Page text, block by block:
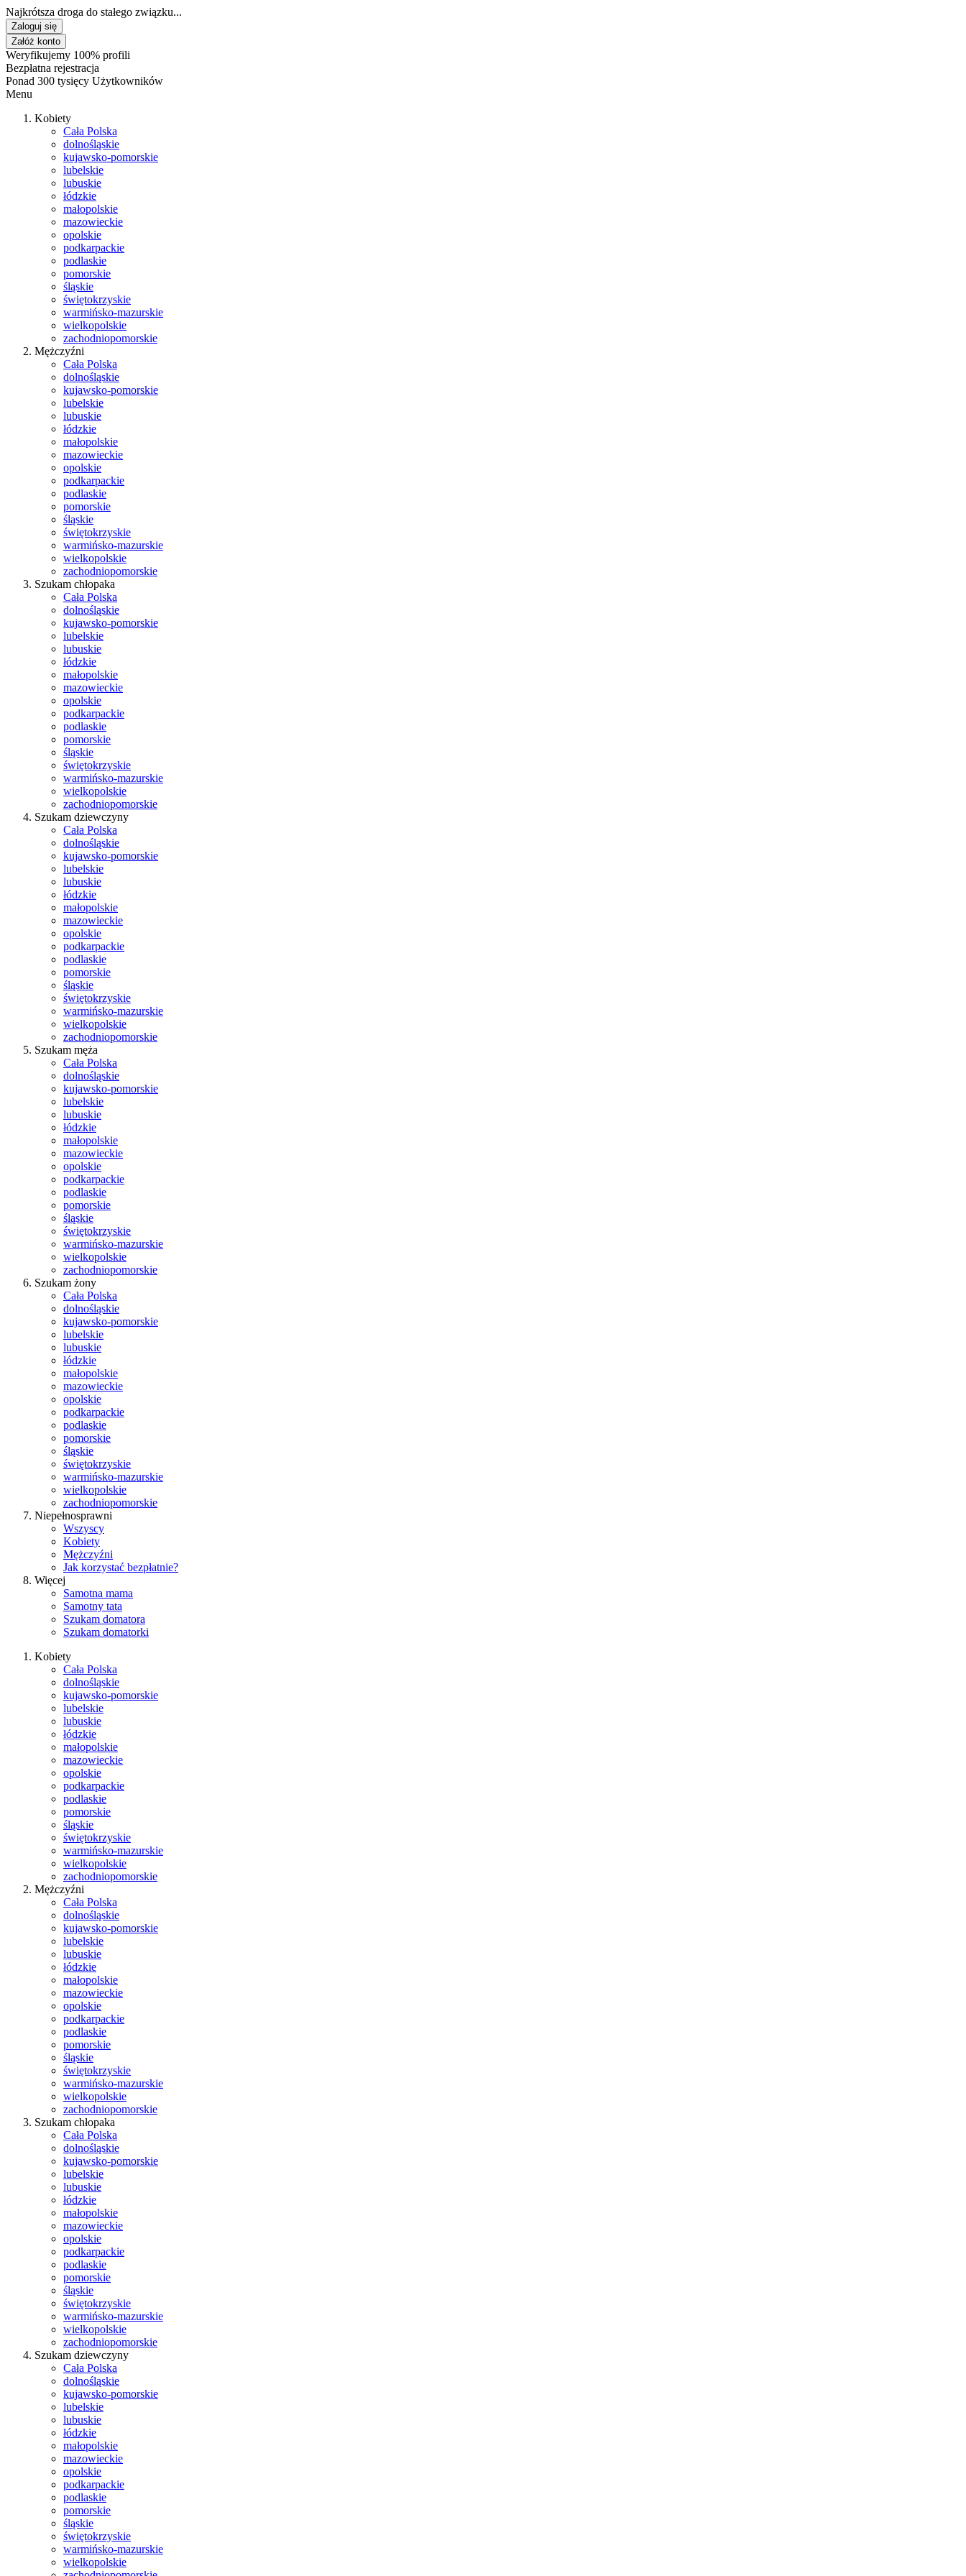
Najkrótsza droga do stałego związku...
Zaloguj się
Załóż konto
Weryfikujemy 100% profili
Bezpłatna rejestracja
Ponad 300 tysięcy Użytkowników
Menu
Kobiety
Cała Polska
dolnośląskie
kujawsko-pomorskie
lubelskie
lubuskie
łódzkie
małopolskie
mazowieckie
opolskie
podkarpackie
podlaskie
pomorskie
śląskie
świętokrzyskie
warmińsko-mazurskie
wielkopolskie
zachodniopomorskie
Mężczyźni
Cała Polska
dolnośląskie
kujawsko-pomorskie
lubelskie
lubuskie
łódzkie
małopolskie
mazowieckie
opolskie
podkarpackie
podlaskie
pomorskie
śląskie
świętokrzyskie
warmińsko-mazurskie
wielkopolskie
zachodniopomorskie
Szukam chłopaka
Cała Polska
dolnośląskie
kujawsko-pomorskie
lubelskie
lubuskie
łódzkie
małopolskie
mazowieckie
opolskie
podkarpackie
podlaskie
pomorskie
śląskie
świętokrzyskie
warmińsko-mazurskie
wielkopolskie
zachodniopomorskie
Szukam dziewczyny
Cała Polska
dolnośląskie
kujawsko-pomorskie
lubelskie
lubuskie
łódzkie
małopolskie
mazowieckie
opolskie
podkarpackie
podlaskie
pomorskie
śląskie
świętokrzyskie
warmińsko-mazurskie
wielkopolskie
zachodniopomorskie
Szukam męża
Cała Polska
dolnośląskie
kujawsko-pomorskie
lubelskie
lubuskie
łódzkie
małopolskie
mazowieckie
opolskie
podkarpackie
podlaskie
pomorskie
śląskie
świętokrzyskie
warmińsko-mazurskie
wielkopolskie
zachodniopomorskie
Szukam żony
Cała Polska
dolnośląskie
kujawsko-pomorskie
lubelskie
lubuskie
łódzkie
małopolskie
mazowieckie
opolskie
podkarpackie
podlaskie
pomorskie
śląskie
świętokrzyskie
warmińsko-mazurskie
wielkopolskie
zachodniopomorskie
Niepełnosprawni
Wszyscy
Kobiety
Mężczyźni
Jak korzystać bezpłatnie?
Więcej
Samotna mama
Samotny tata
Szukam domatora
Szukam domatorki
Kobiety
Cała Polska
dolnośląskie
kujawsko-pomorskie
lubelskie
lubuskie
łódzkie
małopolskie
mazowieckie
opolskie
podkarpackie
podlaskie
pomorskie
śląskie
świętokrzyskie
warmińsko-mazurskie
wielkopolskie
zachodniopomorskie
Mężczyźni
Cała Polska
dolnośląskie
kujawsko-pomorskie
lubelskie
lubuskie
łódzkie
małopolskie
mazowieckie
opolskie
podkarpackie
podlaskie
pomorskie
śląskie
świętokrzyskie
warmińsko-mazurskie
wielkopolskie
zachodniopomorskie
Szukam chłopaka
Cała Polska
dolnośląskie
kujawsko-pomorskie
lubelskie
lubuskie
łódzkie
małopolskie
mazowieckie
opolskie
podkarpackie
podlaskie
pomorskie
śląskie
świętokrzyskie
warmińsko-mazurskie
wielkopolskie
zachodniopomorskie
Szukam dziewczyny
Cała Polska
dolnośląskie
kujawsko-pomorskie
lubelskie
lubuskie
łódzkie
małopolskie
mazowieckie
opolskie
podkarpackie
podlaskie
pomorskie
śląskie
świętokrzyskie
warmińsko-mazurskie
wielkopolskie